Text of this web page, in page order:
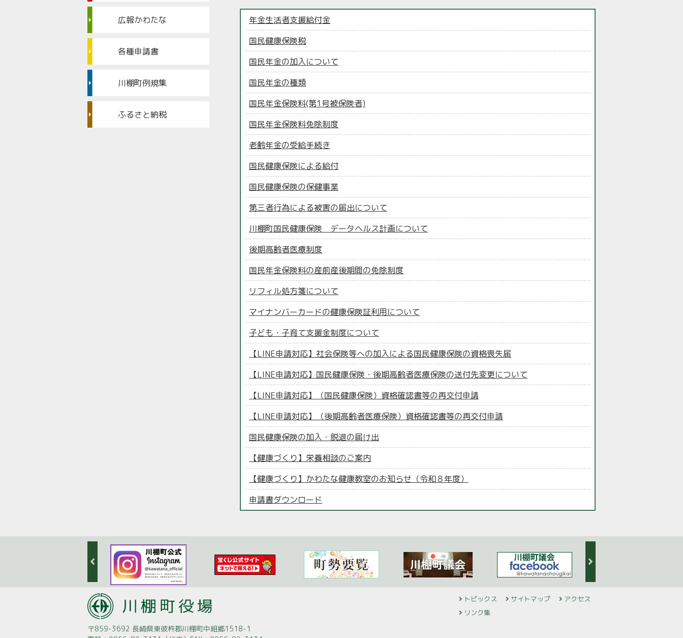
年金生活者支援給付金
国民健康保険税
国民年金の加入について
国民年金の種類
国民年金保険料(第1号被保険者)
国民年金保険料免除制度
老齢年金の受給手続き
国民健康保険による給付
国民健康保険の保健事業
第三者行為による被害の届出について
川棚町国民健康保険 データヘルス計画について
後期高齢者医療制度
国民年金保険料の産前産後期間の免除制度
リフィル処方箋について
マイナンバーカードの健康保険証利用について
子ども・子育て支援金制度について
【LINE申請対応】社会保険等への加入による国民健康保険の資格喪失届
【LINE申請対応】国民健康保険・後期高齢者医療保険の送付先変更について
【LINE申請対応】（国民健康保険）資格確認書等の再交付申請
【LINE申請対応】（後期高齢者医療保険）資格確認書等の再交付申請
国民健康保険の加入・脱退の届け出
【健康づくり】栄養相談のご案内
【健康づくり】かわたな健康教室のお知らせ（令和８年度）
申請書ダウンロード
広報かわたな
各種申請書
川棚町例規集
ふるさと納税
トピックス サイトマップ
アクセス
リンク集
〒859-3692 長崎県東彼杵郡川棚町中組郷1518-1